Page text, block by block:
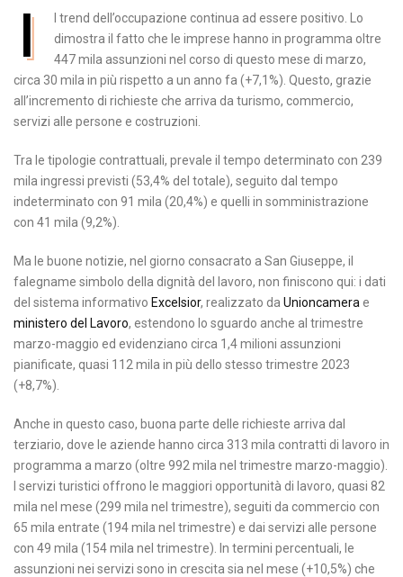
I
l trend dell’occupazione continua ad essere positivo. Lo
dimostra il fatto che le imprese hanno in programma oltre
447 mila assunzioni nel corso di questo mese di marzo,
circa 30 mila in più rispetto a un anno fa (+7,1%). Questo, grazie
all’incremento di richieste che arriva da turismo, commercio,
servizi alle persone e costruzioni.
Tra le tipologie contrattuali, prevale il tempo determinato con 239
mila ingressi previsti (53,4% del totale), seguito dal tempo
indeterminato con 91 mila (20,4%) e quelli in somministrazione
con 41 mila (9,2%).
Ma le buone notizie, nel giorno consacrato a San Giuseppe, il
falegname simbolo della dignità del lavoro, non finiscono qui: i dati
del sistema informativo Excelsior, realizzato da Unioncamera e
ministero del Lavoro, estendono lo sguardo anche al trimestre
marzo-maggio ed evidenziano circa 1,4 milioni assunzioni
pianificate, quasi 112 mila in più dello stesso trimestre 2023
(+8,7%).
Anche in questo caso, buona parte delle richieste arriva dal
terziario, dove le aziende hanno circa 313 mila contratti di lavoro in
programma a marzo (oltre 992 mila nel trimestre marzo-maggio).
I servizi turistici offrono le maggiori opportunità di lavoro, quasi 82
mila nel mese (299 mila nel trimestre), seguiti da commercio con
65 mila entrate (194 mila nel trimestre) e dai servizi alle persone
con 49 mila (154 mila nel trimestre). In termini percentuali, le
assunzioni nei servizi sono in crescita sia nel mese (+10,5%) che